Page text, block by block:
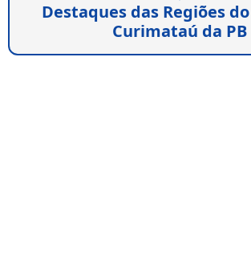
Destaques das Regiões
Curimataú da PB